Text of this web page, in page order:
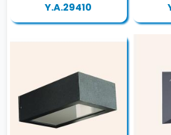
Y.A.29410